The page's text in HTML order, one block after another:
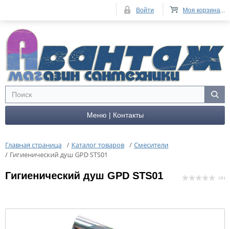
Меню | Контакты
Главная страница / Каталог товаров / Смесители
/ Гигиенический душ GPD STS01
Гигиенический душ GPD STS01 ( 0 )
Моя корзина...
Войти